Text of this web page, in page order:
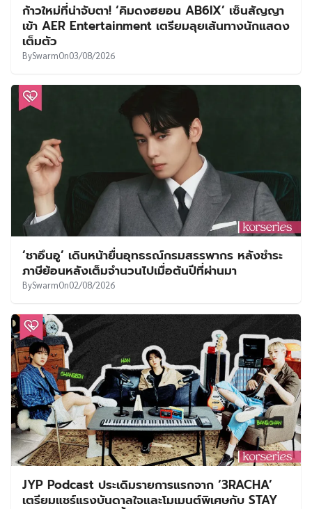
ก้าวใหม่ที่น่าจับตา! ‘คิมดงฮยอน AB6IX’ เซ็นสัญญา
เข้า AER Entertainment เตรียมลุยเส้นทางนักแสดง
เต็มตัว
BySwarmOn03/08/2026
‘ชาอึนอู’ เดินหน้ายื่นอุทธรณ์กรมสรรพากร หลังชำระ
ภาษีย้อนหลังเต็มจำนวนไปเมื่อต้นปีที่ผ่านมา
BySwarmOn02/08/2026
JYP Podcast ประเดิมรายการแรกจาก ‘3RACHA’
เตรียมแชร์แรงบันดาลใจและโมเมนต์พิเศษกับ STAY